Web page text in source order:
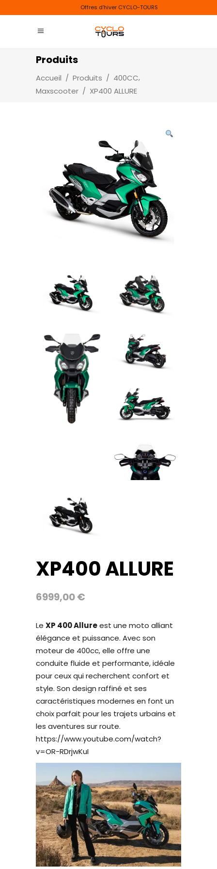
Offres d’hiver CYCLO-TOURS
Produits
Accueil / Produits / 400CC,
Maxscooter / XP400 ALLURE
XP400 ALLURE
6999,00€
Le XP 400 Allureest une moto alliant
élégance et puissance. Avec son
moteur de 400cc, elle offre une
conduite fluide et performante, idéale
pour ceux qui recherchent confort et
style. Son design raffiné et ses
caractéristiques modernes en font un
choix parfait pour les trajets urbains et
les aventures sur route.
https://www.youtube.com/watch?
v=OR-RDrjwKuI